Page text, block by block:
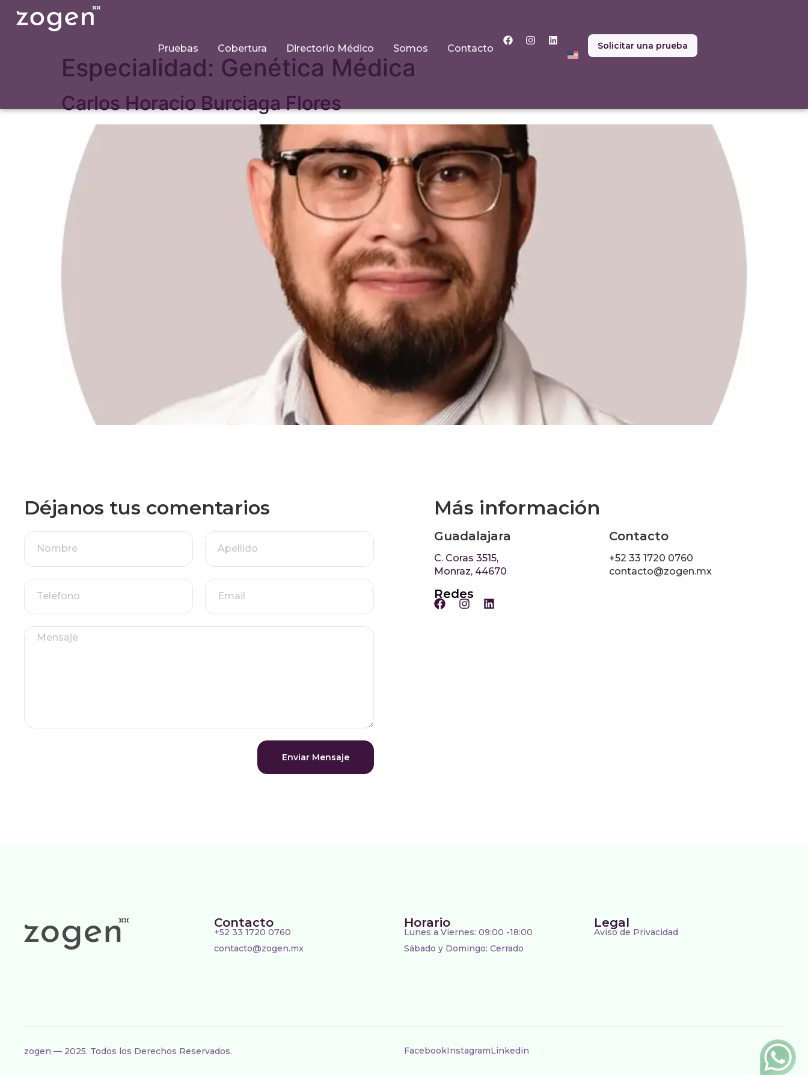
Pruebas Cobertura Directorio Médico Somos Contacto Solicitar una prueba
Especialidad: Genética Médica
Carlos Horacio Burciaga Flores
Déjanos tus comentarios
Enviar Mensaje
Más información
Guadalajara
C. Coras 3515,
Monraz, 44670
Contacto
+52 33 1720 0760
contacto@zogen.mx
Redes
Contacto
+52 33 1720 0760
contacto@zogen.mx
Horario
Lunes a Viernes: 09:00 -18:00
Sábado y Domingo: Cerrado
Legal
Aviso de Privacidad
zogen — 2025. Todos los Derechos Reservados. FacebookInstagramLinkedin